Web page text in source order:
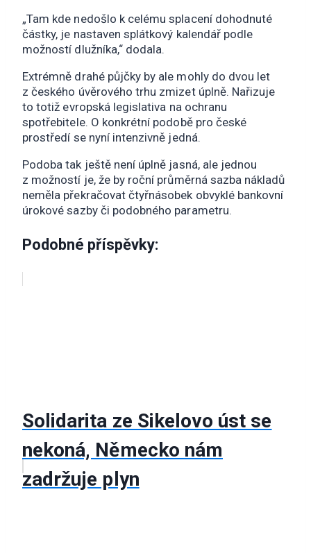
„Tam kde nedošlo k celému splacení dohodnuté
částky, je nastaven splátkový kalendář podle
možností dlužníka,“ dodala.
Extrémně drahé půjčky by ale mohly do dvou let
z českého úvěrového trhu zmizet úplně. Nařizuje
to totiž evropská legislativa na ochranu
spotřebitele. O konkrétní podobě pro české
prostředí se nyní intenzivně jedná.
Podoba tak ještě není úplně jasná, ale jednou
z možností je, že by roční průměrná sazba nákladů
neměla překračovat čtyřnásobek obvyklé bankovní
úrokové sazby či podobného parametru.
Podobné příspěvky:
Solidarita ze Sikelovo úst se
nekoná, Německo nám
zadržuje plyn